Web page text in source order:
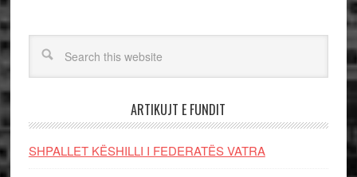
ARTIKUJT E FUNDIT
SHPALLET KËSHILLI I FEDERATËS VATRA